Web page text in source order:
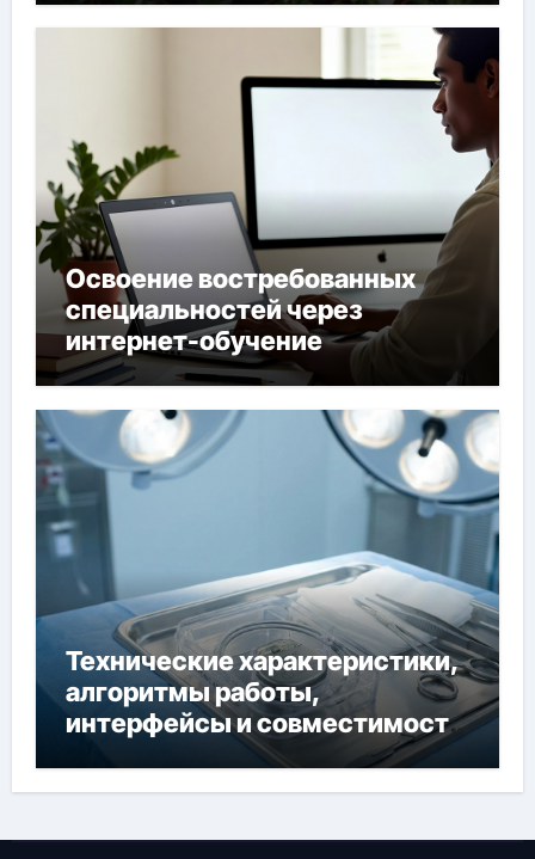
Освоение востребованных
специальностей через
интернет-обучение
Технические характеристики,
алгоритмы работы,
интерфейсы и совместимость
двухкамерного ЭКС Apollo DR